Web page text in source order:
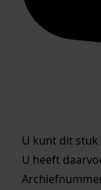
U kunt dit stuk
U heeft